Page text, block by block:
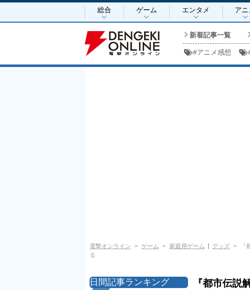
総合 ゲーム エンタメ アニ
新着記事一覧
#アニメ感想
電撃オンライン ゲーム 家庭用ゲーム グッズ
る
『都市伝説
日間記事ランキング